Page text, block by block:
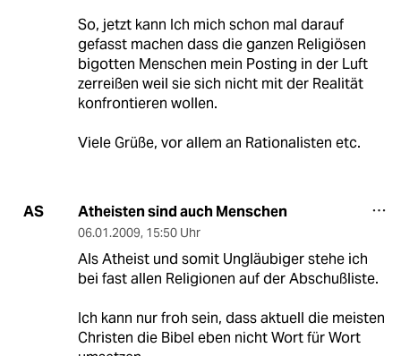
So, jetzt kann Ich mich schon mal darauf
gefasst machen dass die ganzen Religiösen
bigotten Menschen mein Posting in der Luft
zerreißen weil sie sich nicht mit der Realität
konfrontieren wollen.
Viele Grüße, vor allem an Rationalisten etc.
AS Atheisten sind auch Menschen
06.01.2009, 15:50 Uhr
Als Atheist und somit Ungläubiger stehe ich
bei fast allen Religionen auf der Abschußliste.
Ich kann nur froh sein, dass aktuell die meisten
Christen die Bibel eben nicht Wort für Wort